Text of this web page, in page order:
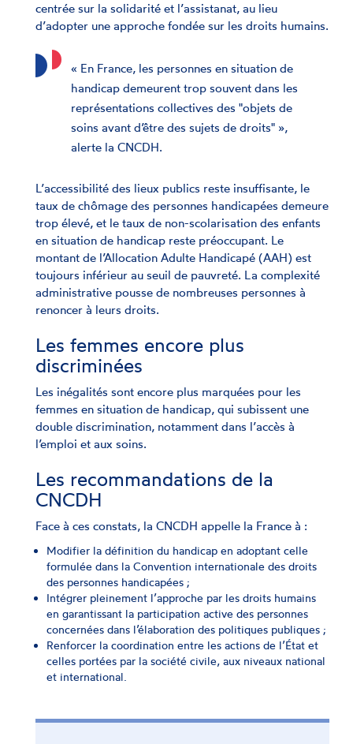
centrée sur la solidarité et l’assistanat, au lieu
d’adopter une approche fondée sur les droits humains.
« En France, les personnes en situation de
handicap demeurent trop souvent dans les
représentations collectives des "objets de
soins avant d’être des sujets de droits" »,
alerte la CNCDH.
L’accessibilité des lieux publics reste insuffisante, le
taux de chômage des personnes handicapées demeure
trop élevé, et le taux de non-scolarisation des enfants
en situation de handicap reste préoccupant. Le
montant de l’Allocation Adulte Handicapé (AAH) est
toujours inférieur au seuil de pauvreté. La complexité
administrative pousse de nombreuses personnes à
renoncer à leurs droits.
Les femmes encore plus
discriminées
Les inégalités sont encore plus marquées pour les
femmes en situation de handicap, qui subissent une
double discrimination, notamment dans l’accès à
l’emploi et aux soins.
Les recommandations de la
CNCDH
Face à ces constats, la CNCDH appelle la France à :
Modifier la définition du handicap en adoptant celle
formulée dans la Convention internationale des droits
des personnes handicapées ;
Intégrer pleinement l’approche par les droits humains
en garantissant la participation active des personnes
concernées dans l’élaboration des politiques publiques ;
Renforcer la coordination entre les actions de l’État et
celles portées par la société civile, aux niveaux national
et international.